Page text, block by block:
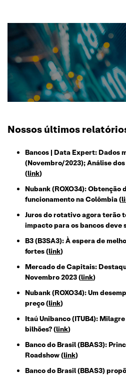
Nossos últimos
Bancos | Data Expert: Dados
(Novembro/2023); Análise
(link)
Nubank (ROXO34): Obtenção
funcionamento na Colômbia (
Juros do rotativo agora terão
impacto para os bancos deve
B3 (B3SA3): À espera de
fortes (link)
Mercado de Capitais:
Novembro 2023 (link)
Nubank (ROXO34): Um
preço (link)
Itaú Unibanco (ITUB4):
bilhões? (link)
Banco do Brasil (BBAS3):
Roadshow (link)
Banco do Brasil (BBAS3)